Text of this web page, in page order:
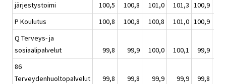
järjestystoimi
100,5 100,8 101,0 101,3 100,9
P Koulutus
100,8 100,8 100,8 101,0 100,9
Q Terveys- ja
sosiaalipalvelut
99,8 99,9 100,0 100,1 99,9
86
Terveydenhuoltopalvelut
99,8 99,8 99,9 99,9 99,8